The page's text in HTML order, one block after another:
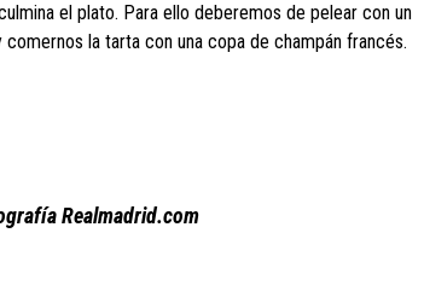
el plato. Para ello deberemos de pelear con un
la tarta con una copa de champán francés.
Realmadrid.com